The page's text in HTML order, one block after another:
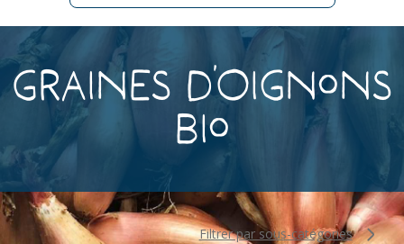
Graines d’Oignons
bio
Filtrer par sous-catégories